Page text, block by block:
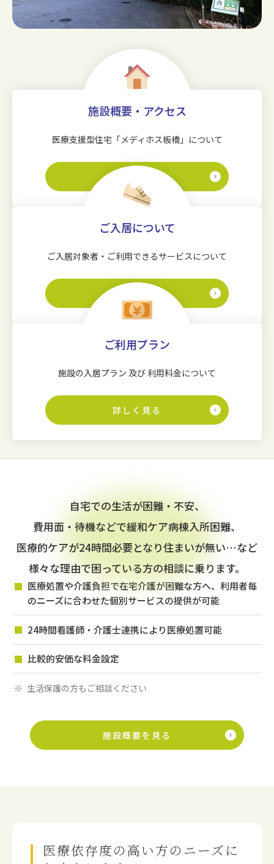
施設概要・アクセス
医療支援型住宅「メディホス板橋」について
ご入居について
ご入居対象者・ご利用できるサービスについて
ご利用プラン
施設の入居プラン 及び 利用料金について
詳しく見る
自宅での生活が困難・不安、
費用面・待機などで緩和ケア病棟入所困難、
医療的ケアが24時間必要となり住まいが無い…など
様々な理由で困っている方の相談に乗ります。
医療処置や介護負担で在宅介護が困難な方へ、利用者毎
のニーズに合わせた個別サービスの提供が可能
24時間看護師・介護士連携により医療処置可能
比較的安価な料金設定
生活保護の方もご相談ください
施設概要を見る
医療依存度の高い方のニーズに